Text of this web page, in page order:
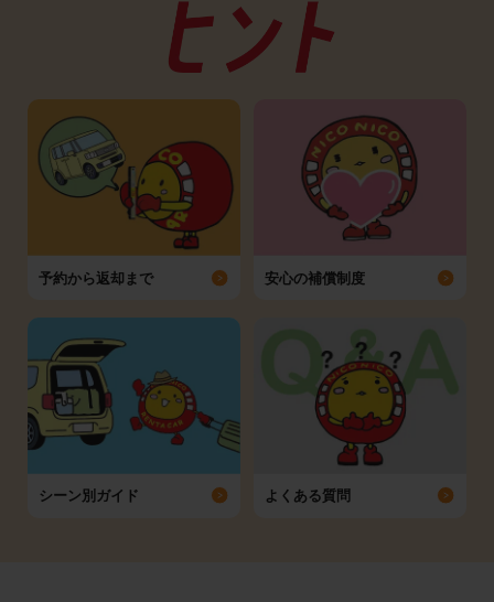
予約から返却まで 安心の補償制度
シーン別ガイド よくある質問